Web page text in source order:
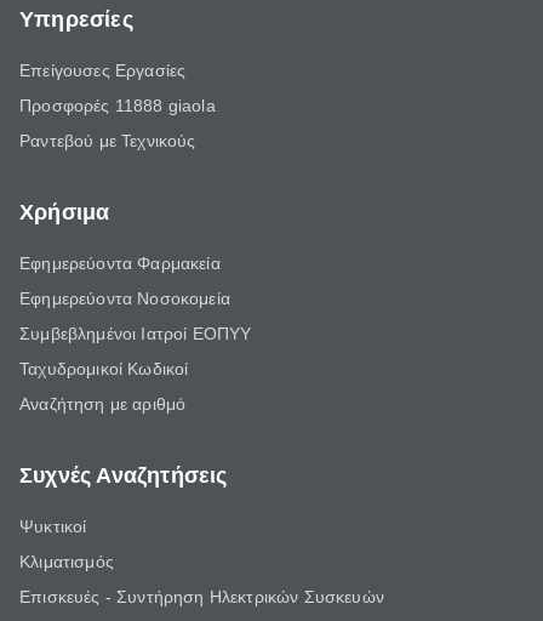
Υπηρεσίες
Επείγουσες Εργασίες
Προσφορές 11888 giaola
Ραντεβού με Τεχνικούς
Χρήσιμα
Εφημερεύοντα Φαρμακεία
Εφημερεύοντα Νοσοκομεία
Συμβεβλημένοι Ιατροί ΕΟΠΥΥ
Ταχυδρομικοί Κωδικοί
Αναζήτηση με αριθμό
Συχνές Αναζητήσεις
Ψυκτικοί
Κλιματισμός
Επισκευές - Συντήρηση Ηλεκτρικών Συσκευών